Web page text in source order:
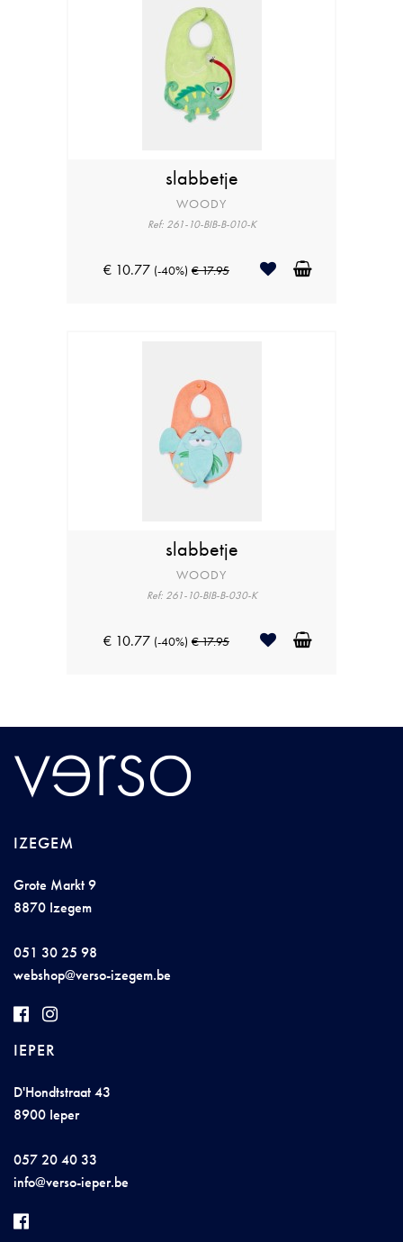
slabbetje
WOODY
Ref: 261-10-BIB-B-010-K
€ 10.77 (-40%) € 17.95
slabbetje
WOODY
Ref: 261-10-BIB-B-030-K
€ 10.77 (-40%) € 17.95
IZEGEM
Grote Markt 9
8870 Izegem
051 30 25 98
webshop@verso-izegem.be
IEPER
D'Hondtstraat 43
8900 Ieper
057 20 40 33
info@verso-ieper.be